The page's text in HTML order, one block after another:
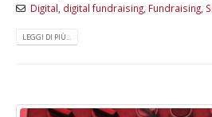
Digital digital fundraising, Fundraising,
LEGGI DI PIÙ...